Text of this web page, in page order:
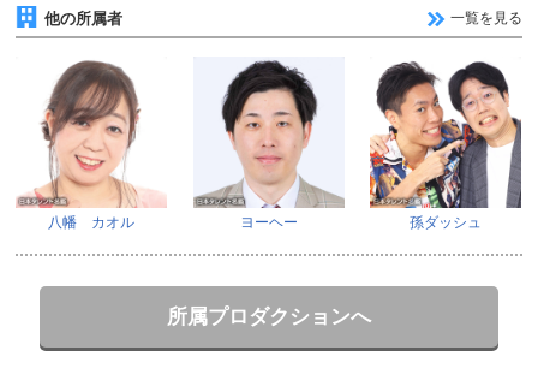
他の所属者 一覧を見る
八幡 カオル ヨーヘー 孫ダッシュ
所属プロダクションへ